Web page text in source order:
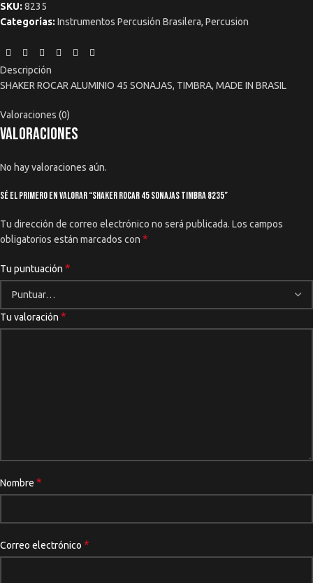
SKU: 8235
Categorías: Instrumentos Percusión Brasilera, Percusion
Descripción
SHAKER ROCAR ALUMINIO 45 SONAJAS, TIMBRA, MADE IN BRASIL
Valoraciones (0)
Valoraciones
No hay valoraciones aún.
Sé el primero en valorar “Shaker Rocar 45 Sonajas Timbra 8235”
Tu dirección de correo electrónico no será publicada. Los campos
obligatorios están marcados con *
Tu puntuación *
Tu valoración *
Nombre *
Correo electrónico *